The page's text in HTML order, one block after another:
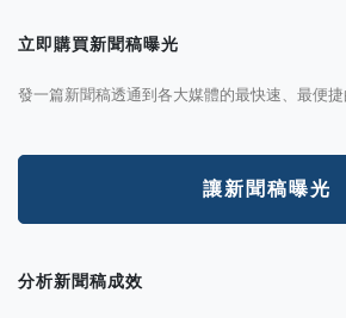
立即購買新聞稿曝光
發一篇新聞稿透通到各大媒體的最快速、最便捷
讓新聞稿曝光
分析新聞稿成效